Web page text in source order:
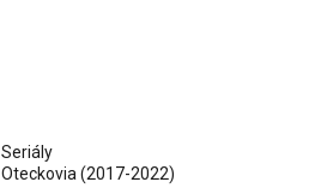
Seriály
Oteckovia (2017-2022)